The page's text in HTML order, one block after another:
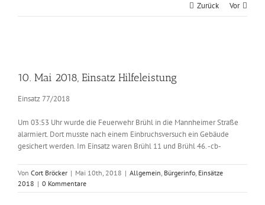
Zurück Vor
Bild
10. Mai 2018, Einsatz Hilfeleistung
Einsatz 77/2018
Um 03:53 Uhr wurde die Feuerwehr Brühl in die Mannheimer Straße
alarmiert. Dort musste nach einem Einbruchsversuch ein Gebäude
gesichert werden. Im Einsatz waren Brühl 11 und Brühl 46. -cb-
Von Cort Bröcker | Mai 10th, 2018 | Allgemein, Bürgerinfo, Einsätze
2018 | 0 Kommentare